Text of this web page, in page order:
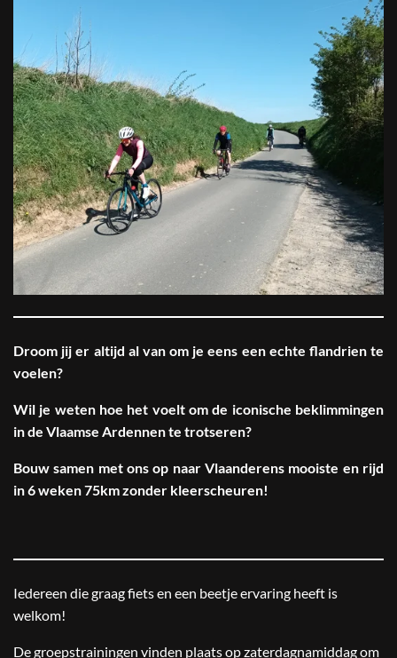
Droom jij er altijd al van om je eens een echte flandrien te
voelen?
Wil je weten hoe het voelt om de iconische beklimmingen
in de Vlaamse Ardennen te trotseren?
Bouw samen met ons op naar Vlaanderens mooiste en rijd
in 6 weken 75km zonder kleerscheuren!
Iedereen die graag fiets en een beetje ervaring heeft is
welkom!
De groepstrainingen vinden plaats opzaterdagnamiddag om